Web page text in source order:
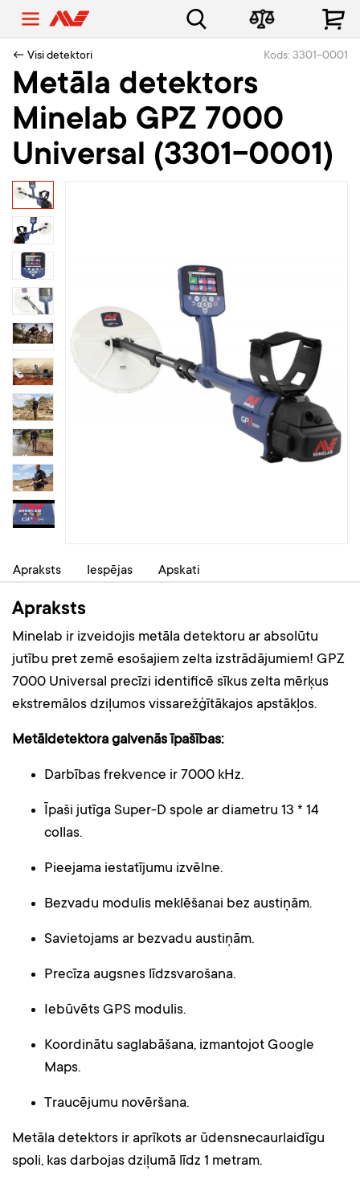
← Visi detektori Kods: 3301-0001
Metāla detektors
Minelab GPZ 7000
Universal (3301-0001)
Apraksts Iespējas Apskati
Apraksts
Minelab ir izveidojis metāla detektoru ar absolūtu
jutību pret zemē esošajiem zelta izstrādājumiem! GPZ
7000 Universal precīzi identificē sīkus zelta mērķus
ekstremālos dziļumos vissarežģītākajos apstākļos.
Metāldetektora galvenās īpašības:
Darbības frekvence ir 7000 kHz.
Īpaši jutīga Super-D spole ar diametru 13 * 14
collas.
Pieejama iestatījumu izvēlne.
Bezvadu modulis meklēšanai bez austiņām.
Savietojams ar bezvadu austiņām.
Precīza augsnes līdzsvarošana.
Iebūvēts GPS modulis.
Koordinātu saglabāšana, izmantojot Google
Maps.
Traucējumu novēršana.
Metāla detektors ir aprīkots ar ūdensnecaurlaidīgu
spoli, kas darbojas dziļumā līdz 1 metram.